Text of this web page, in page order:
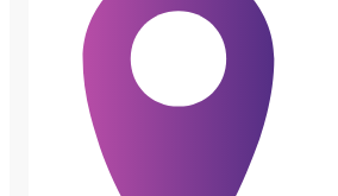
des parents pour raisons professionnelles
ou privees. La personne ne dépassera pas
15h par semaine en contrepartie du
logement. Les 15h par semaine seront
étalées sur toute l'année, entre nos
vacances (9 semaines) et nos repos en
semaines. En général, la personne effectue
entre 7h et 8h par semaine. La personne
devra garder les enfants une soirée par